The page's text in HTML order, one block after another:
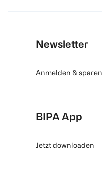
Newsletter
Anmelden & sparen
BIPA App
Jetzt downloaden